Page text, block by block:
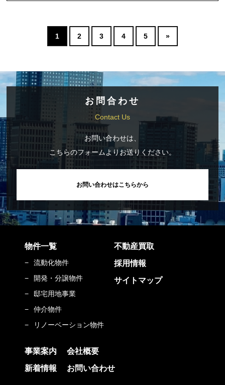
1 2 3 4 5 »
お問合わせ
Contact Us
お問い合わせは、
こちらのフォームよりお送りください。
お問い合わせはこちらから
物件一覧
流動化物件
開発・分譲物件
邸宅用地事業
仲介物件
リノーベーション物件
不動産買取
採用情報
サイトマップ
事業案内
新着情報
会社概要
お問い合わせ